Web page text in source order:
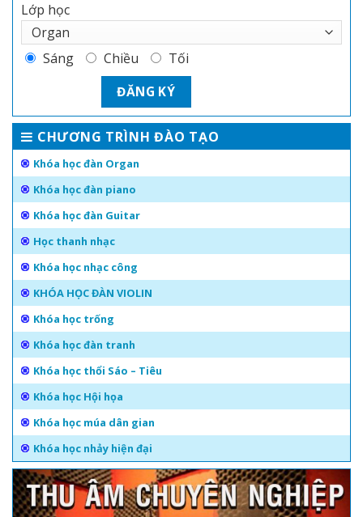
Lớp học
Sáng Chiều Tối
CHƯƠNG TRÌNH ĐÀO TẠO
Khóa học đàn Organ
Khóa học đàn piano
Khóa học đàn Guitar
Học thanh nhạc
Khóa học nhạc công
KHÓA HỌC ĐÀN VIOLIN
Khóa học trống
Khóa học đàn tranh
Khóa học thổi Sáo – Tiêu
Khóa học Hội họa
Khóa học múa dân gian
Khóa học nhảy hiện đại